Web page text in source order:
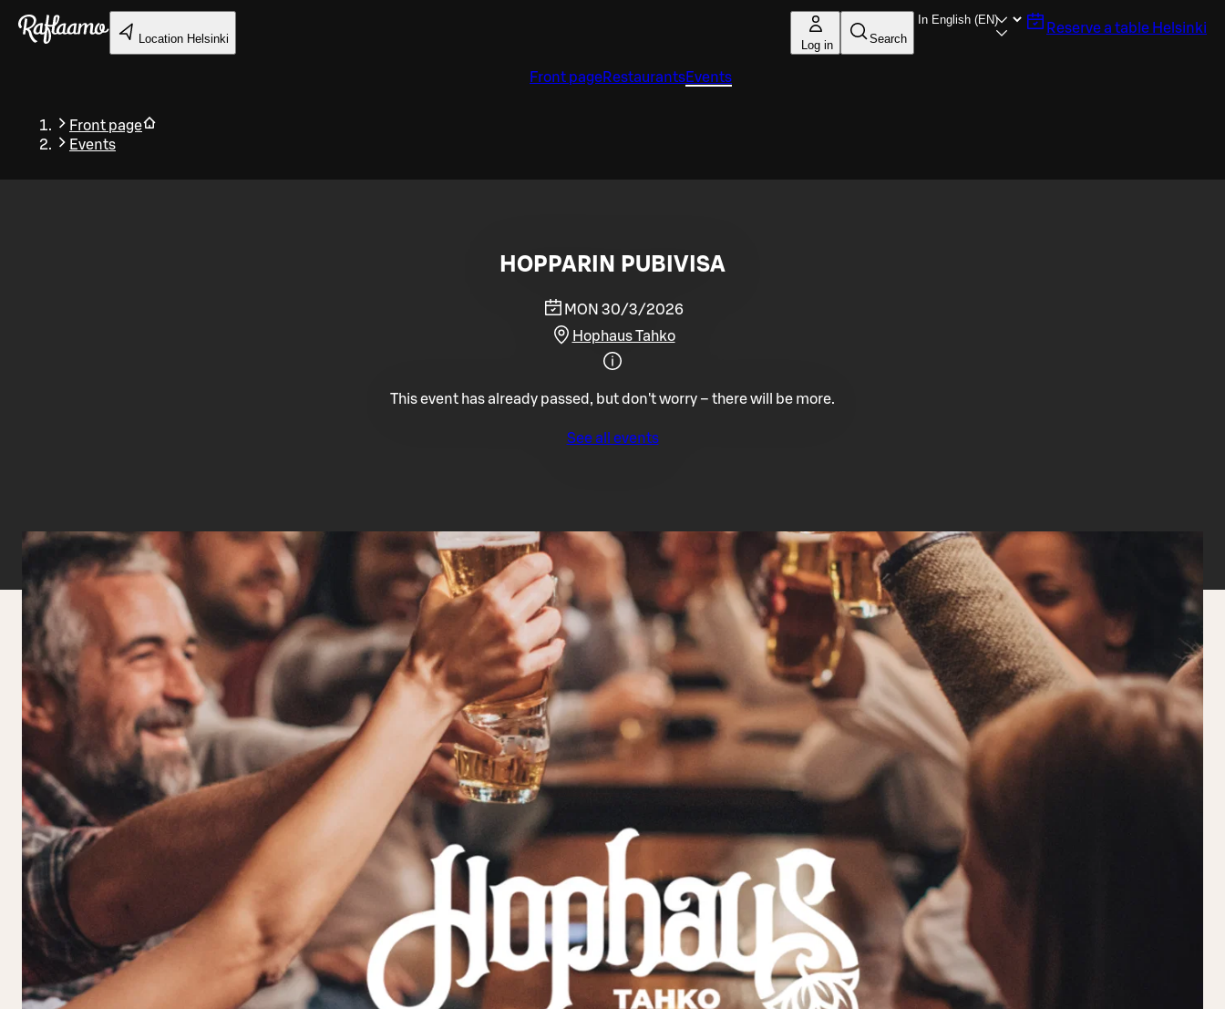
Skip to main content
Location Helsinki Log in Search
Reserve a table Helsinki
Front pageRestaurantsEvents
Front page
Events
Back
HOPPARIN PUBIVISA
MON 30/3/2026
Hophaus Tahko
This event has already passed, but don't worry – there will be more.
See all events